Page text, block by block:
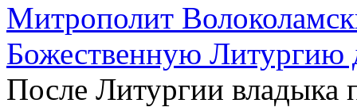
Митрополит
Божественную Литургию
После Литургии владыка